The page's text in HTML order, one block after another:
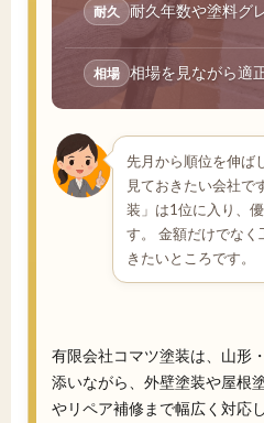
耐久 耐久年数や塗料グ
相場 相場を見ながら適
先月から順位を伸ば
見ておきたい会社で
装」は1位に入り、
す。 金額だけでな
きたいところです。
有限会社コマツ塗装は、山形
添いながら、外壁塗装や屋根
やリペア補修まで幅広く対応